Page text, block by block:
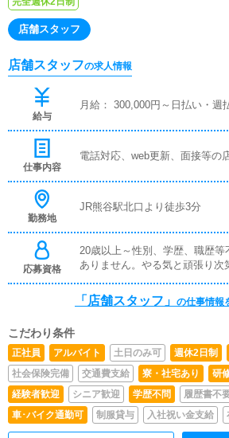
店舗スタッフ
店舗スタッフの求人情報
給与
月給： 300,000円～日払い・週
仕事内容
電話対応、web更新、面接等の
勤務地
JR熊谷駅北口より徒歩3分
応募資格
20歳以上～性別、学歴、職歴
ありません。やる気と頑張り次
「店舗スタッフ」 の仕事情報
こだわり条件
正社員 アルバイト 土日のみ可 週休2日制
社会保険完備
交通費支給 寮・社宅あり 研
経験者歓迎
シニア歓迎 学歴不問 履歴書不
車･バイク通勤可
制服貸与 入社祝い金支給